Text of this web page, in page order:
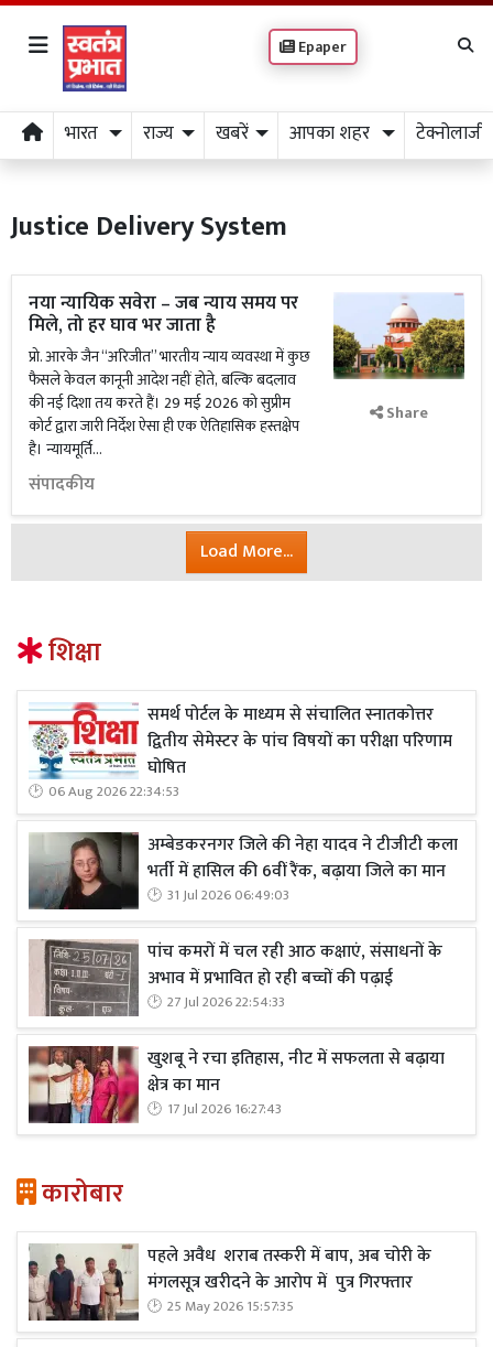
Epaper
भारत राज्य खबरें आपका शहर टेक्नोलाजी
Justice Delivery System
नया न्यायिक सवेरा – जब न्याय समय पर
मिले, तो हर घाव भर जाता है
प्रो. आरके जैन “अरिजीत” भारतीय न्याय व्यवस्था में कुछ
फैसले केवल कानूनी आदेश नहीं होते, बल्कि बदलाव
की नई दिशा तय करते हैं। 29 मई 2026 को सुप्रीम
कोर्ट द्वारा जारी निर्देश ऐसा ही एक ऐतिहासिक हस्तक्षेप
है। न्यायमूर्ति...
संपादकीय
Share
Load More...
शिक्षा
समर्थ पोर्टल के माध्यम से संचालित स्नातकोत्तर
द्वितीय सेमेस्टर के पांच विषयों का परीक्षा परिणाम
घोषित
06 Aug 2026 22:34:53
अम्बेडकरनगर जिले की नेहा यादव ने टीजीटी कला
भर्ती में हासिल की 6वीं रैंक, बढ़ाया जिले का मान
31 Jul 2026 06:49:03
पांच कमरों में चल रही आठ कक्षाएं, संसाधनों के
अभाव में प्रभावित हो रही बच्चों की पढ़ाई
27 Jul 2026 22:54:33
खुशबू ने रचा इतिहास, नीट में सफलता से बढ़ाया
क्षेत्र का मान
17 Jul 2026 16:27:43
कारोबार
पहले अवैध शराब तस्करी में बाप, अब चोरी के
मंगलसूत्र खरीदने के आरोप में पुत्र गिरफ्तार
25 May 2026 15:57:35